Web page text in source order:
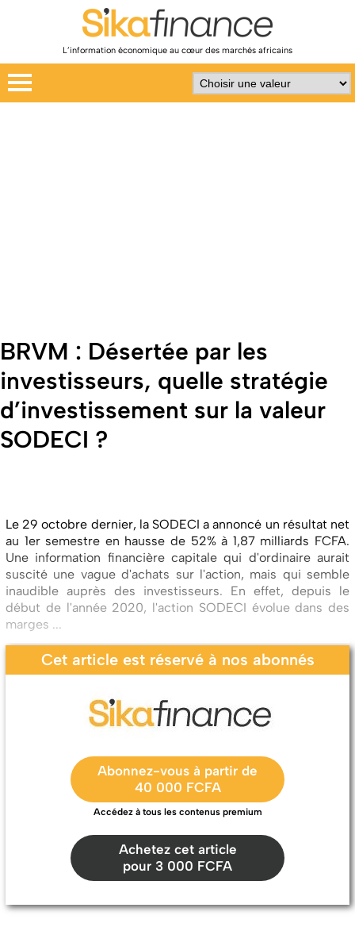
L’information économique au cœur des marchés africains
BRVM : Désertée par les
investisseurs, quelle stratégie
d’investissement sur la valeur
SODECI ?
Le 29 octobre dernier, la SODECI a annoncé un résultat net
au 1er semestre en hausse de 52% à 1,87 milliards FCFA.
Une information financière capitale qui d'ordinaire aurait
suscité une vague d'achats sur l'action, mais qui semble
inaudible auprès des investisseurs. En effet, depuis le
début de l'année 2020, l'action SODECI évolue dans des
marges ...
Cet article est réservé à nos abonnés
Abonnez-vous à partir de
40 000 FCFA
Accédez à tous les contenus premium
Achetez cet article
pour 3 000 FCFA